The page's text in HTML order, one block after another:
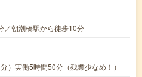
／朝潮橋駅から徒歩10分
）実働5時間50分（残業少なめ！）